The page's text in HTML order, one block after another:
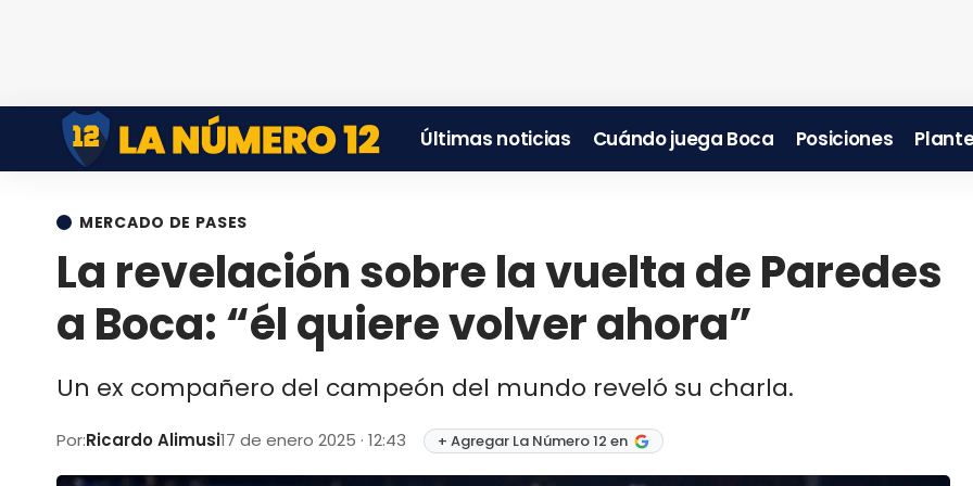
Últimas noticias Cuándo juega Boca Posiciones
MERCADO DE PASES
La revelación sobre la vuelta de Paredes
a Boca: “él quiere volver ahora”
Un ex compañero del campeón del mundo reveló su charla.
Por:Ricardo Alimusi17 de enero 2025 · 12:43 + Agregar La Número 12 en